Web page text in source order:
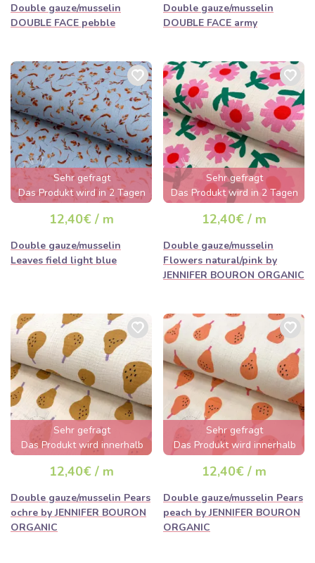
Double gauze/musselin
DOUBLE FACE pebble
Double gauze/musselin
DOUBLE FACE army
Sehr gefragt
Das Produkt wird in 2 Tagen
ausverkauft sein
12,40€ / m
Double gauze/musselin
Leaves field light blue
Sehr gefragt
Das Produkt wird in 2 Tagen
ausverkauft sein
12,40€ / m
Double gauze/musselin
Flowers natural/pink by
JENNIFER BOURON ORGANIC
Sehr gefragt
Das Produkt wird innerhalb
von wenigen Stunden
ausverkauft sein
12,40€ / m
Double gauze/musselin Pears
ochre by JENNIFER BOURON
ORGANIC
Sehr gefragt
Das Produkt wird innerhalb
von wenigen Stunden
ausverkauft sein
12,40€ / m
Double gauze/musselin Pears
peach by JENNIFER BOURON
ORGANIC